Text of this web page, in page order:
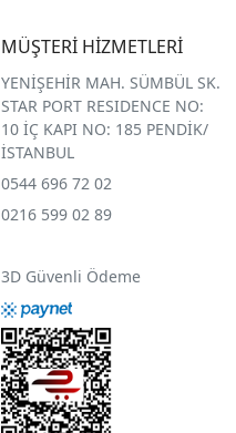
MÜŞTERİ HİZMETLERİ
YENİŞEHİR MAH. SÜMBÜL SK.
STAR PORT RESIDENCE NO:
10 İÇ KAPI NO: 185 PENDİK/
İSTANBUL
0544 696 72 02
0216 599 02 89
3D Güvenli Ödeme